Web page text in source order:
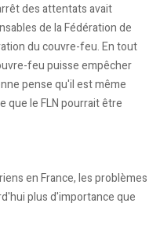
des attentats avait
de la Fédération de
du couvre-feu. En tout
feu puisse empêcher
pense qu'il est même
que le FLN pourrait être
en France, les problèmes
plus d'importance que